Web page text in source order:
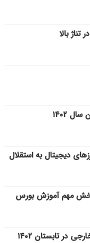
بالا
۱۴۰۲
دیجیتال به استقلال
مهم آموزش بورس
در تابستان ۱۴۰۲